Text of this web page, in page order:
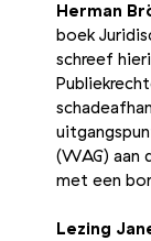
Herman
boek
schreef
(WAG) aan
met een
Lezing